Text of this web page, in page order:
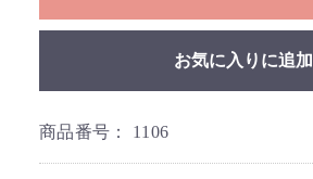
お気に入りに追加
商品番号： 1106